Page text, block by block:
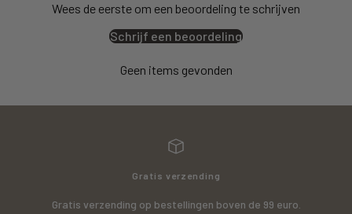
Wees de eerste om een beoordeling te schrijven
Schrijf een beoordeling
Geen items gevonden
Gratis verzending
Gratis verzending op bestellingen boven de 99 euro.